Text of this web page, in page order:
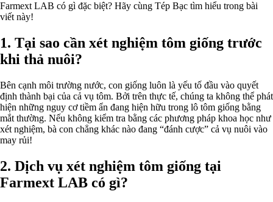
Farmext LAB có gì đặc biệt? Hãy cùng Tép Bạc tìm hiểu trong bài
viết này!
1. Tại sao cần xét nghiệm tôm giống trước
khi thả nuôi?
Bên cạnh môi trường nước, con giống luôn là yếu tố đầu vào quyết
định thành bại của cả vụ tôm. Bởi trên thực tế, chúng ta không thể phát
hiện những nguy cơ tiềm ẩn đang hiện hữu trong lô tôm giống bằng
mắt thường. Nếu không kiểm tra bằng các phương pháp khoa học như
xét nghiệm, bà con chẳng khác nào đang “đánh cược” cả vụ nuôi vào
may rủi!
2. Dịch vụ xét nghiệm tôm giống tại
Farmext LAB có gì?